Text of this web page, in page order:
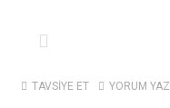
TAVSİYE ET YORUM YAZ